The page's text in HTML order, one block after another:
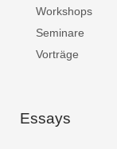
Workshops
Seminare
Vorträge
Essays